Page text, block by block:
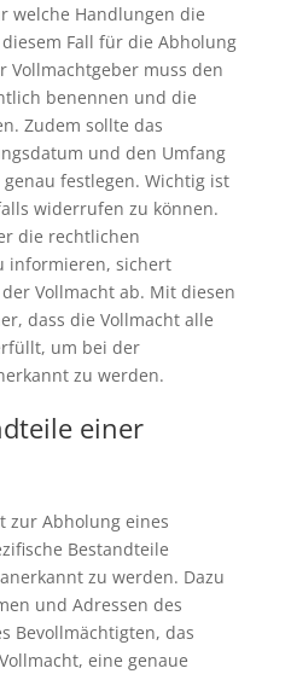
welche Handlungen die
Fall für die Abholung
Vollmachtgeber muss den
benennen und die
Zudem sollte das
und den Umfang
festlegen. Wichtig ist
widerrufen zu können.
die rechtlichen
informieren, sichert
Vollmacht ab. Mit diesen
dass die Vollmacht alle
um bei der
zu werden.
einer
zur Abholung eines
Bestandteile
zu werden. Dazu
und Adressen des
Bevollmächtigten, das
eine genaue